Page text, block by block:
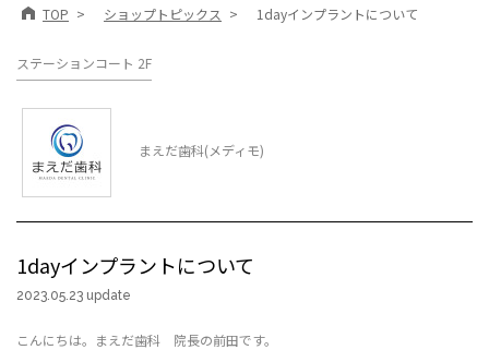
TOP ショップトピックス 1dayインプラントについて
ステーションコート 2F
まえだ歯科(メディモ)
1dayインプラントについて
2023.05.23 update
こんにちは。まえだ歯科 院長の前田です。